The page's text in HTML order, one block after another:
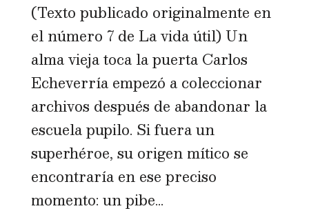
(Texto publicado originalmente en
el número 7 de La vida útil) Un
alma vieja toca la puerta Carlos
Echeverría empezó a coleccionar
archivos después de abandonar la
escuela pupilo. Si fuera un
superhéroe, su origen mítico se
encontraría en ese preciso
momento: un pibe...